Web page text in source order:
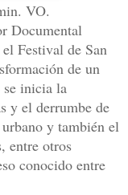
VO.
Documental
Festival de San
de un
se inicia la
y el derrumbe de
y también el
entre otros
conocido entre